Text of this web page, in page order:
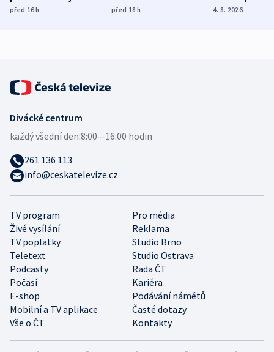
dohodu o
před 16h
Bojovali na straně
před 18h
nekalé
4. 8. 2026
TV program
Pro média
Živé vysílání
Reklama
TV poplatky
Studio Brno
Teletext
Studio Ostrava
Podcasty
Rada ČT
Počasí
Kariéra
E-shop
Podávání námětů
Mobilní a TV aplikace
Časté dotazy
Vše o ČT
Kontakty
Divácké centrum
každý všední den:8:00—16:00 hodin
261 136 113
info@ceskatelevize.cz